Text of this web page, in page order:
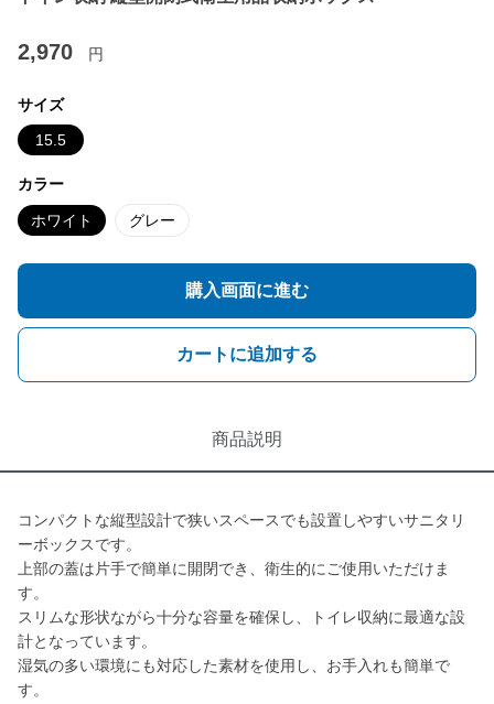
2,970 円
サイズ
15.5
カラー
ホワイト グレー
購入画面に進む
カートに追加する
商品説明
コンパクトな縦型設計で狭いスペースでも設置しやすいサニタリ
ーボックスです。
上部の蓋は片手で簡単に開閉でき、衛生的にご使用いただけま
す。
スリムな形状ながら十分な容量を確保し、トイレ収納に最適な設
計となっています。
湿気の多い環境にも対応した素材を使用し、お手入れも簡単で
す。